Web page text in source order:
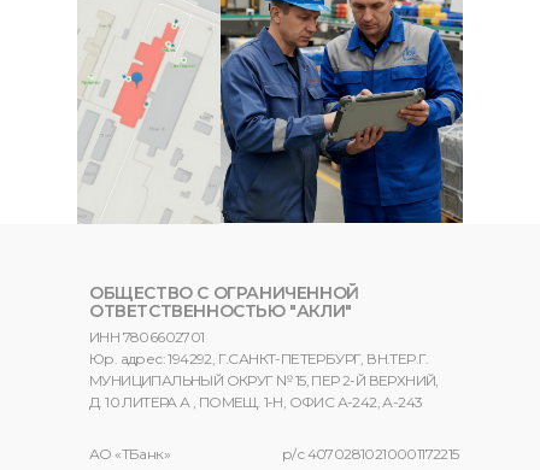
ОБЩЕСТВО С ОГРАНИЧЕННОЙ
ОТВЕТСТВЕННОСТЬЮ "АКЛИ"
ИНН 7806602701
Юр. адрес: 194292, Г.САНКТ-ПЕТЕРБУРГ, ВН.ТЕР.Г.
МУНИЦИПАЛЬНЫЙ ОКРУГ № 15, ПЕР 2-Й ВЕРХНИЙ,
Д. 10 ЛИТЕРА А , ПОМЕЩ. 1-Н, ОФИС А-242, А-243
р/с 40702810210001172215
АО «ТБанк»